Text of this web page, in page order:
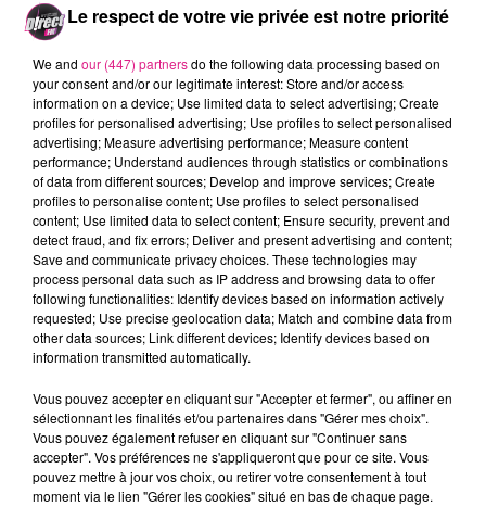
MONUMENTAL TOUR : 22 000 PERSONNES SUR LA PLACE
STANISLAS
Un cadeau grandiose à l’occasion du 40e anniversaire
de l'inscription de la place Stanislas au patrimoine
mondial de l'UNESCO.
18 septembre 2023
METZ L’ETUDIANTE : HORAIRES, DÉFILÉ, CONCERTS, … LE
PROGRAMME DE...
Durant 4 jours, les rues de Metz et les universités
vont s’animer au rythme des animations proposées
dans le cadre de la 3ème édition de Metz l’Etudiante.
Le respect de votre vie privée est notre priorité
We and our (447) partnersdo the following data processing based on
your consent and/or our legitimate interest: Store and/or access
information on a device; Use limited data to select advertising; Create
profiles for personalised advertising; Use profiles to select personalised
advertising; Measure advertising performance; Measure content
performance; Understand audiences through statistics or combinations
of data from different sources; Develop and improve services; Create
profiles to personalise content; Use profiles to select personalised
content; Use limited data to select content; Ensure security, prevent and
detect fraud, and fix errors; Deliver and present advertising and content;
Save and communicate privacy choices. These technologies may
process personal data such as IP address and browsing data to offer
following functionalities: Identify devices based on information actively
requested; Use precise geolocation data; Match and combine data from
other data sources; Link different devices; Identify devices based on
information transmitted automatically.
Vous pouvez accepter en cliquant sur "Accepter et fermer", ou affiner en
sélectionnant les finalités et/ou partenaires dans "Gérer mes choix".
Vous pouvez également refuser en cliquant sur "Continuer sans
accepter". Vos préférences ne s'appliqueront que pour ce site. Vous
pouvez mettre à jour vos choix, ou retirer votre consentement à tout
moment via le lien "Gérer les cookies" situé en bas de chaque page.